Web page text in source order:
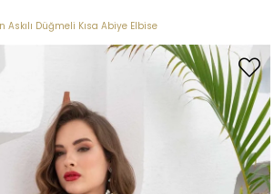
Düğmeli Kısa Abiye Elbise